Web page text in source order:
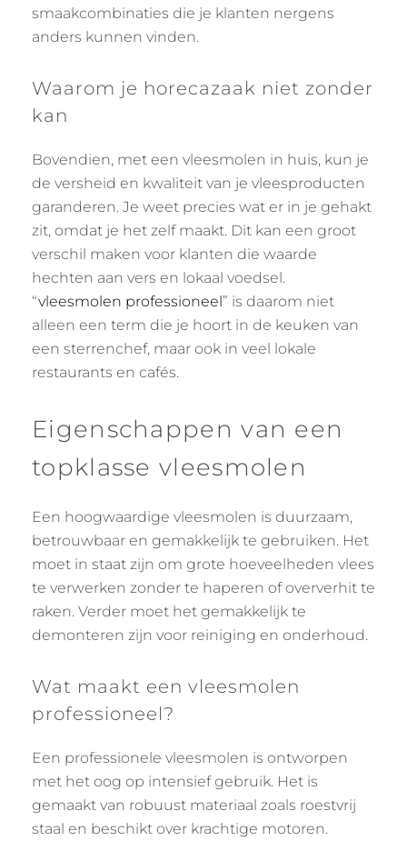
smaakcombinaties die je klanten nergens
anders kunnen vinden.
Waarom je horecazaak niet zonder
kan
Bovendien, met een vleesmolen in huis, kun je
de versheid en kwaliteit van je vleesproducten
garanderen. Je weet precies wat er in je gehakt
zit, omdat je het zelf maakt. Dit kan een groot
verschil maken voor klanten die waarde
hechten aan vers en lokaal voedsel.
“vleesmolen professioneel” is daarom niet
alleen een term die je hoort in de keuken van
een sterrenchef, maar ook in veel lokale
restaurants en cafés.
Eigenschappen van een
topklasse vleesmolen
Een hoogwaardige vleesmolen is duurzaam,
betrouwbaar en gemakkelijk te gebruiken. Het
moet in staat zijn om grote hoeveelheden vlees
te verwerken zonder te haperen of oververhit te
raken. Verder moet het gemakkelijk te
demonteren zijn voor reiniging en onderhoud.
Wat maakt een vleesmolen
professioneel?
Een professionele vleesmolen is ontworpen
met het oog op intensief gebruik. Het is
gemaakt van robuust materiaal zoals roestvrij
staal en beschikt over krachtige motoren.